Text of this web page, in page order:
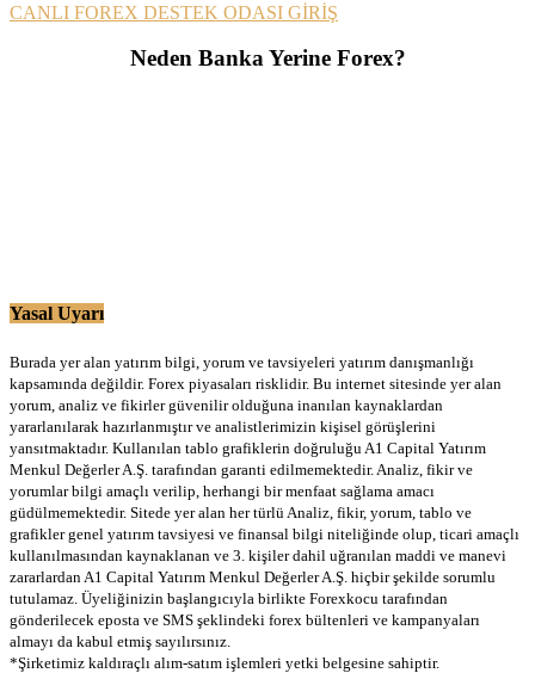
CANLI FOREX DESTEK ODASI GİRİŞ
Neden Banka Yerine Forex?
Yasal Uyarı
Burada yer alan yatırım bilgi, yorum ve tavsiyeleri yatırım danışmanlığı
kapsamında değildir. Forex piyasaları risklidir. Bu internet sitesinde yer alan
yorum, analiz ve fikirler güvenilir olduğuna inanılan kaynaklardan
yararlanılarak hazırlanmıştır ve analistlerimizin kişisel görüşlerini
yansıtmaktadır. Kullanılan tablo grafiklerin doğruluğu A1 Capital Yatırım
Menkul Değerler A.Ş. tarafından garanti edilmemektedir. Analiz, fikir ve
yorumlar bilgi amaçlı verilip, herhangi bir menfaat sağlama amacı
güdülmemektedir. Sitede yer alan her türlü Analiz, fikir, yorum, tablo ve
grafikler genel yatırım tavsiyesi ve finansal bilgi niteliğinde olup, ticari amaçlı
kullanılmasından kaynaklanan ve 3. kişiler dahil uğranılan maddi ve manevi
zararlardan A1 Capital Yatırım Menkul Değerler A.Ş. hiçbir şekilde sorumlu
tutulamaz. Üyeliğinizin başlangıcıyla birlikte Forexkocu tarafından
gönderilecek eposta ve SMS şeklindeki forex bültenleri ve kampanyaları
almayı da kabul etmiş sayılırsınız.
*Şirketimiz kaldıraçlı alım-satım işlemleri yetki belgesine sahiptir.